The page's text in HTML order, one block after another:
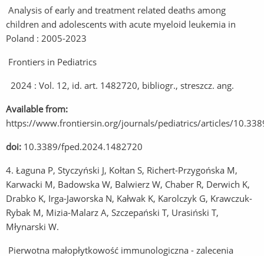
Analysis of early and treatment related deaths among
children and adolescents with acute myeloid leukemia in
Poland : 2005-2023
Frontiers in Pediatrics
2024 : Vol. 12, id. art. 1482720, bibliogr., streszcz. ang.
Available from:
https://www.frontiersin.org/journals/pediatrics/articles/
doi: 10.3389/fped.2024.1482720
4. Łaguna P, Styczyński J, Kołtan S, Richert-Przygońska M,
Karwacki M, Badowska W, Balwierz W, Chaber R, Derwich K,
Drabko K, Irga-Jaworska N, Kałwak K, Karolczyk G, Krawczuk-
Rybak M, Mizia-Malarz A, Szczepański T, Urasiński T,
Młynarski W.
Pierwotna małopłytkowość immunologiczna - zalecenia